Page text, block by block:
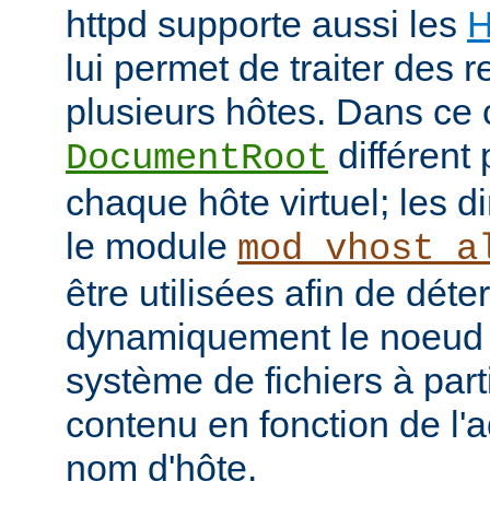
httpd supporte aussi les
lui permet de traiter des
plusieurs hôtes. Dans ce
DocumentRoot différent
chaque hôte virtuel; les
le module
être utilisées afin de
dynamiquement le
système de fichiers à
contenu en fonction de
nom d'hôte.